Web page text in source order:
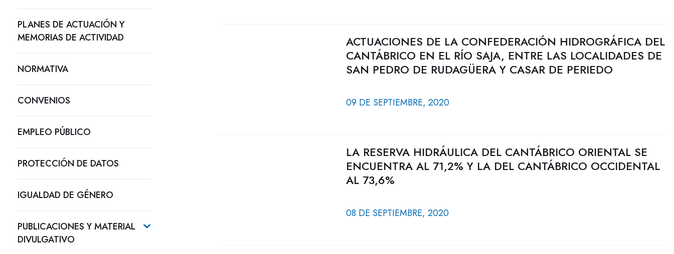
PLANES DE ACTUACIÓN Y
MEMORIAS DE ACTIVIDAD
NORMATIVA
CONVENIOS
EMPLEO PÚBLICO
PROTECCIÓN DE DATOS
IGUALDAD DE GÉNERO
PUBLICACIONES Y MATERIAL
DIVULGATIVO
ACTUACIONES DE LA CONFEDERACIÓN HIDROGRÁFICA DEL
CANTÁBRICO EN EL RÍO SAJA, ENTRE LAS LOCALIDADES DE
SAN PEDRO DE RUDAGÜERA Y CASAR DE PERIEDO
09 DE SEPTIEMBRE, 2020
LA RESERVA HIDRÁULICA DEL CANTÁBRICO ORIENTAL SE
ENCUENTRA AL 71,2% Y LA DEL CANTÁBRICO OCCIDENTAL
AL 73,6%
08 DE SEPTIEMBRE, 2020